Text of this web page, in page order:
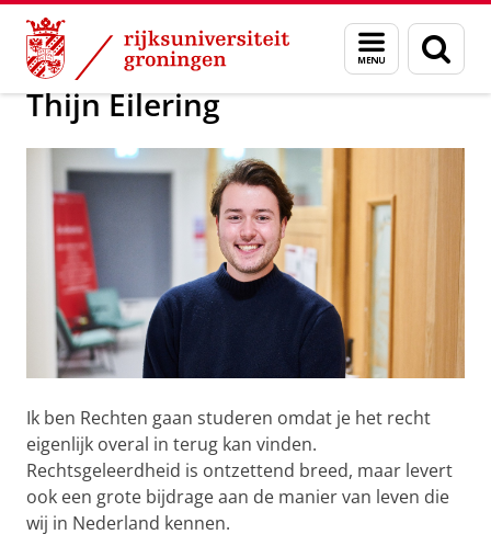
Skip
Content
Skip
Navigation
Menu
en
zoeken
Maak kennis met onze studenten
Thijn Eilering
Ik ben Rechten gaan studeren omdat je het recht
eigenlijk overal in terug kan vinden.
Rechtsgeleerdheid is ontzettend breed, maar levert
ook een grote bijdrage aan de manier van leven die
wij in Nederland kennen.